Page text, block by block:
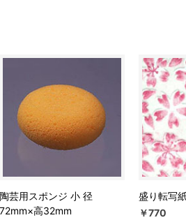
陶芸用スポンジ 小 径
72mm×高32mm
盛り転写
￥770